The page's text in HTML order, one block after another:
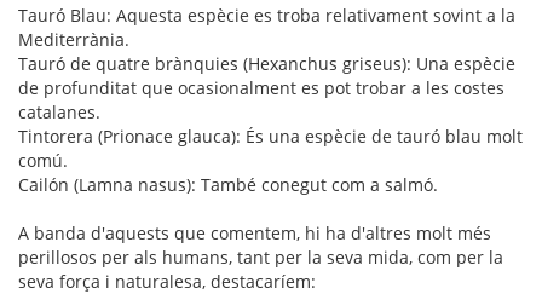
Tauró Blau: Aquesta espècie es troba relativament sovint a la
Mediterrània.
Tauró de quatre brànquies (Hexanchus griseus): Una espècie
de profunditat que ocasionalment es pot trobar a les costes
catalanes.
Tintorera (Prionace glauca): És una espècie de tauró blau molt
comú.
Cailón (Lamna nasus): També conegut com a salmó.
A banda d'aquests que comentem, hi ha d'altres molt més
perillosos per als humans, tant per la seva mida, com per la
seva força i naturalesa, destacaríem: